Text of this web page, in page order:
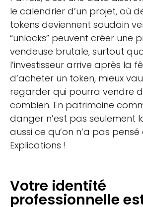
le calendrier d’un projet, où
tokens deviennent soudain
“unlocks” peuvent créer une
vendeuse brutale, surtout
l’investisseur arrive après la
d’acheter un token, mieux
regarder qui pourra vendre
combien. En patrimoine
danger n’est pas seulement
aussi ce qu’on n’a pas pensé
Explications !
Votre identité
professionnelle